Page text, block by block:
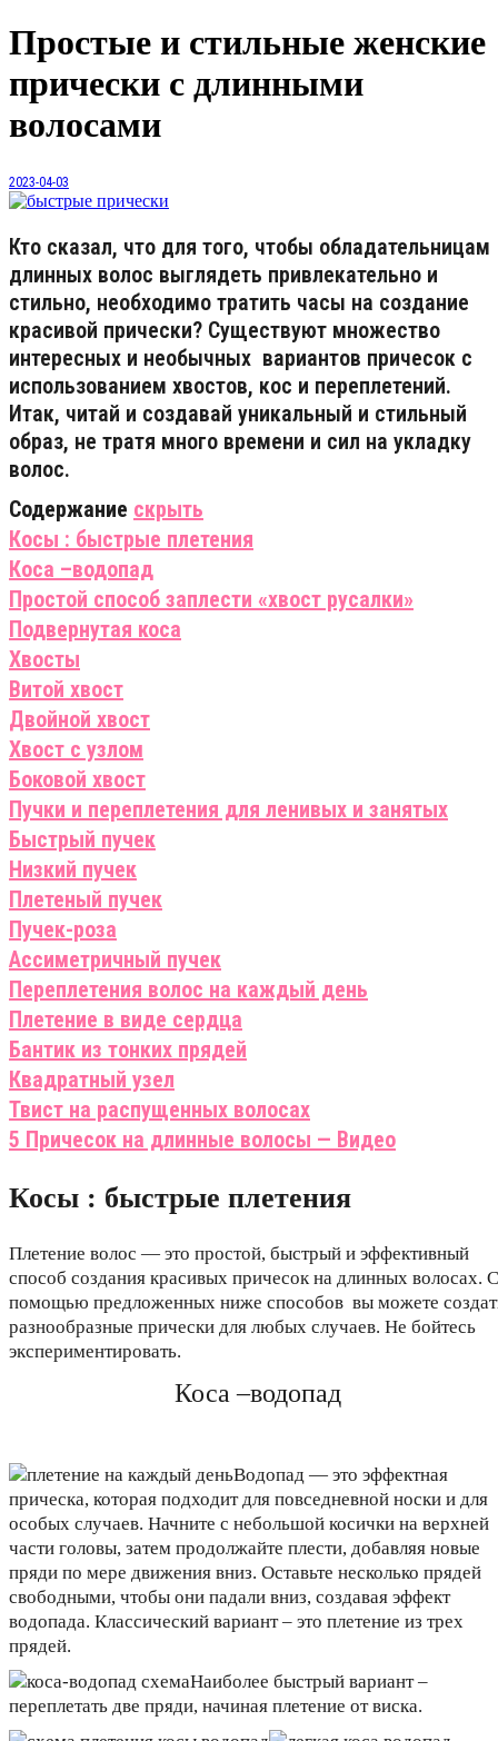
Простые и стильные женские
прически с длинными
волосами
2023-04-03
Кто сказал, что для того, чтобы обладательницам
длинных волос выглядеть привлекательно и
стильно, необходимо тратить часы на создание
красивой прически? Существуют множество
интересных и необычных вариантов причесок с
использованием хвостов, кос и переплетений.
Итак, читай и создавай уникальный и стильный
образ, не тратя много времени и сил на укладку
волос.
Содержание скрыть
Косы : быстрые плетения
Коса –водопад
Простой способ заплести «хвост русалки»
Подвернутая коса
Хвосты
Витой хвост
Двойной хвост
Хвост с узлом
Боковой хвост
Пучки и переплетения для ленивых и занятых
Быстрый пучек
Низкий пучек
Плетеный пучек
Пучек-роза
Ассиметричный пучек
Переплетения волос на каждый день
Плетение в виде сердца
Бантик из тонких прядей
Квадратный узел
Твист на распущенных волосах
5 Причесок на длинные волосы — Видео
Косы : быстрые плетения
Плетение волос — это простой, быстрый и эффективный
способ создания красивых причесок на длинных волосах. С
помощью предложенных ниже способов вы можете
разнообразные прически для любых случаев. Не бойтесь
экспериментировать.
Коса –водопад
Водопад — это эффектная
прическа, которая подходит для повседневной носки и для
особых случаев. Начните с небольшой косички на верхней
части головы, затем продолжайте плести, добавляя новые
пряди по мере движения вниз. Оставьте несколько прядей
свободными, чтобы они падали вниз, создавая эффект
водопада. Классический вариант – это плетение из трех
прядей.
Наиболее быстрый вариант –
переплетать две пряди, начиная плетение от виска.